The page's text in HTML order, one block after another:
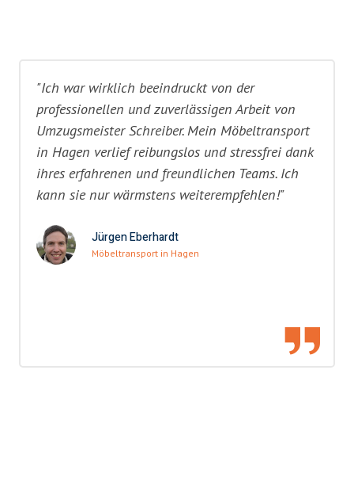
"Ich war wirklich beeindruckt von der
professionellen und zuverlässigen Arbeit von
Umzugsmeister Schreiber. Mein Möbeltransport
in Hagen verlief reibungslos und stressfrei dank
ihres erfahrenen und freundlichen Teams. Ich
kann sie nur wärmstens weiterempfehlen!"
Jürgen Eberhardt
Möbeltransport in Hagen